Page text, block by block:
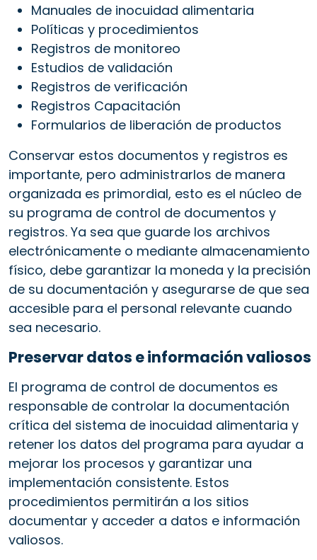
Manuales de inocuidad alimentaria
Políticas y procedimientos
Registros de monitoreo
Estudios de validación
Registros de verificación
Registros Capacitación
Formularios de liberación de productos
Conservar estos documentos y registros es
importante, pero administrarlos de manera
organizada es primordial, esto es el núcleo de
su programa de control de documentos y
registros. Ya sea que guarde los archivos
electrónicamente o mediante almacenamiento
físico, debe garantizar la moneda y la precisión
de su documentación y asegurarse de que sea
accesible para el personal relevante cuando
sea necesario.
Preservar datos e información valiosos
El programa de control de documentos es
responsable de controlar la documentación
crítica del sistema de inocuidad alimentaria y
retener los datos del programa para ayudar a
mejorar los procesos y garantizar una
implementación consistente. Estos
procedimientos permitirán a los sitios
documentar y acceder a datos e información
valiosos.